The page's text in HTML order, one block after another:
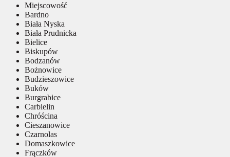
Miejscowość
Bardno
Biała Nyska
Biała Prudnicka
Bielice
Biskupów
Bodzanów
Bożnowice
Budzieszowice
Buków
Burgrabice
Carbielin
Chróścina
Cieszanowice
Czarnolas
Domaszkowice
Frączków